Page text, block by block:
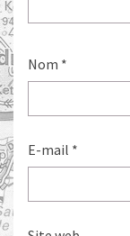
Nom *
E-mail *